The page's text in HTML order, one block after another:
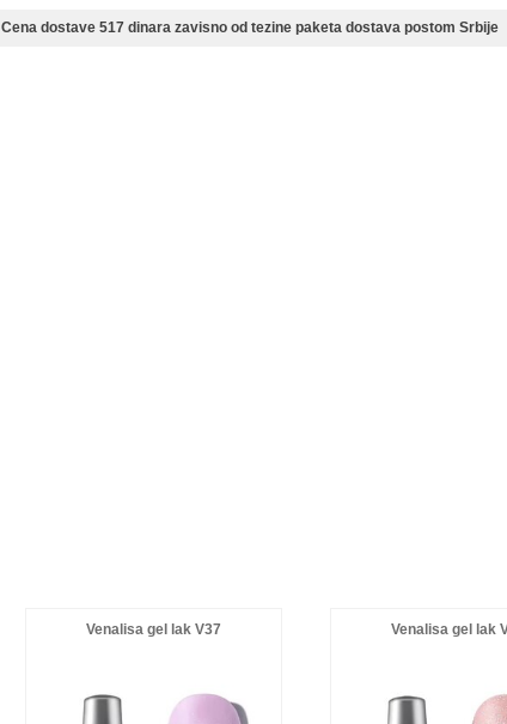
Cena dostave 517 dinara zavisno od tezine paketa dostava postom Srbije
Venalisa gel lak V37 Venalisa gel lak